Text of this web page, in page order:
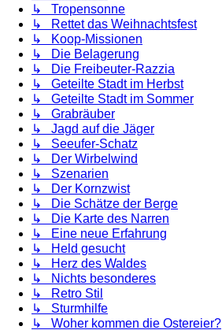
↳ Tropensonne
↳ Rettet das Weihnachtsfest
↳ Koop-Missionen
↳ Die Belagerung
↳ Die Freibeuter-Razzia
↳ Geteilte Stadt im Herbst
↳ Geteilte Stadt im Sommer
↳ Grabräuber
↳ Jagd auf die Jäger
↳ Seeufer-Schatz
↳ Der Wirbelwind
↳ Szenarien
↳ Der Kornzwist
↳ Die Schätze der Berge
↳ Die Karte des Narren
↳ Eine neue Erfahrung
↳ Held gesucht
↳ Herz des Waldes
↳ Nichts besonderes
↳ Retro Stil
↳ Sturmhilfe
↳ Woher kommen die Ostereier?